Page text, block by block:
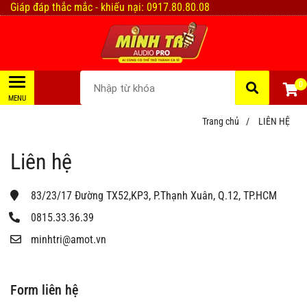
Giáp đáp thắc mắc - khiếu nại: 0917.80.80.08
0
Trang chủ / LIÊN HỆ
Liên hệ
83/23/17 Đường TX52,KP3, P.Thạnh Xuân, Q.12, TP.HCM
0815.33.36.39
minhtri@amot.vn
Form liên hệ